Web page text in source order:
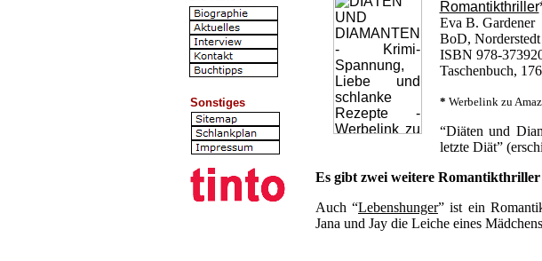
Sonstiges
Romantikthriller
Eva B. Gardener
BoD,
ISBN 978-
Taschenbuch,
* Werbelink zu
“Diäten und
letzte Diät”
Es gibt zwei weitere
Auch “Lebenshunger” ist ein
Jana und Jay die Leiche eines